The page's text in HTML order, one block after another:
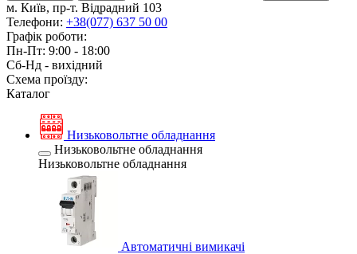
м. Київ, пр-т. Відрадний 103
Телефони: +38(077) 637 50 00
Графік роботи:
Пн-Пт: 9:00 - 18:00
Сб-Нд - вихідний
Схема проїзду:
Каталог
Низьковольтне обладнання
Низьковольтне обладнання
Низьковольтне обладнання
Автоматичні вимикачі